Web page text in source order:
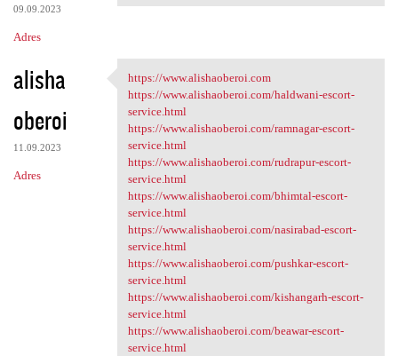
09.09.2023
Adres
alisha
oberoi
11.09.2023
Adres
https://www.alishaoberoi.com
https://www.alishaoberoi.com
https://www.alishaoberoi.com/haldwani-escort-
service.html
https://www.alishaoberoi.com/ramnagar-escort-
service.html
https://www.alishaoberoi.com/rudrapur-escort-
service.html
https://www.alishaoberoi.com/bhimtal-escort-
service.html
https://www.alishaoberoi.com/nasirabad-escort-
service.html
https://www.alishaoberoi.com/pushkar-escort-
service.html
https://www.alishaoberoi.com/kishangarh-escort-
service.html
https://www.alishaoberoi.com/beawar-escort-
service.html